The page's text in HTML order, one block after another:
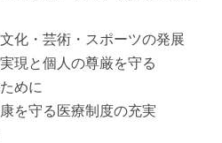
化・芸術・スポーツの発展
現と個人の尊厳を守る
めに
を守る医療制度の充実